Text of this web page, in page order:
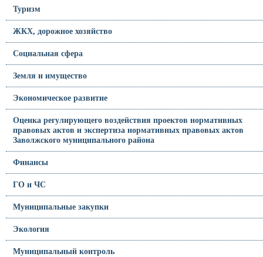
Туризм
ЖКХ, дорожное хозяйство
Социальная сфера
Земля и имущество
Экономическое развитие
Оценка регулирующего воздействия проектов нормативных
правовых актов и экспертиза нормативных правовых актов
Заволжского муниципального района
Финансы
ГО и ЧС
Муниципальные закупки
Экология
Муниципальный контроль